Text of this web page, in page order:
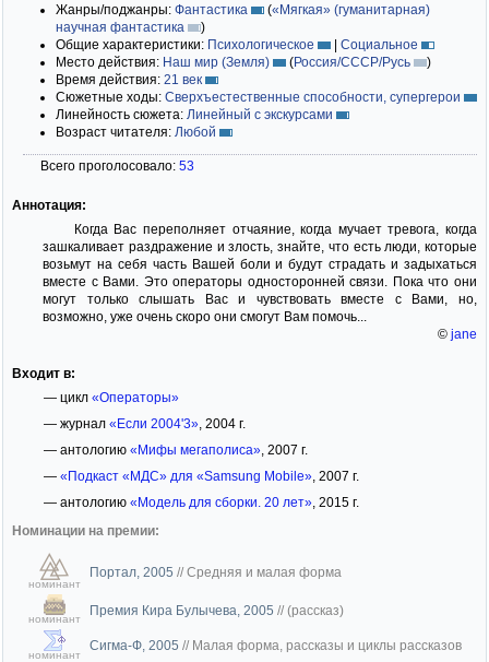
Жанры/поджанры: Фантастика («Мягкая» (гуманитарная)
научная фантастика
)
Общие характеристики: Психологическое | Социальное
Место действия: Наш мир (Земля) (Россия/СССР/Русь
)
Время действия: 21 век
Сюжетные ходы: Сверхъестественные способности, супергерои
Линейность сюжета: Линейный с экскурсами
Возраст читателя: Любой
Всего проголосовало: 53
Аннотация:
Когда Вас переполняет отчаяние, когда мучает тревога, когда
зашкаливает раздражение и злость, знайте, что есть люди, которые
возьмут на себя часть Вашей боли и будут страдать и задыхаться
вместе с Вами. Это операторы односторонней связи. Пока что они
могут только слышать Вас и чувствовать вместе с Вами, но,
возможно, уже очень скоро они смогут Вам помочь...
© jane
Входит в:
— цикл «Операторы»
— журнал «Если 2004'3», 2004 г.
— антологию «Мифы мегаполиса», 2007 г.
— «Подкаст «МДС» для «Samsung Mobile», 2007 г.
— антологию «Модель для сборки. 20 лет», 2015 г.
Номинации на премии:
номинант
Портал, 2005 //Средняя и малая форма
номинант
Премия Кира Булычева, 2005 //(рассказ)
номинант
Сигма-Ф, 2005 // Малая форма, рассказы и циклы рассказов